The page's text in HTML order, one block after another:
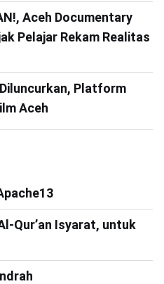
Aceh Documentary
Pelajar Rekam Realitas
Platform
Aceh
Qur’an Isyarat, untuk